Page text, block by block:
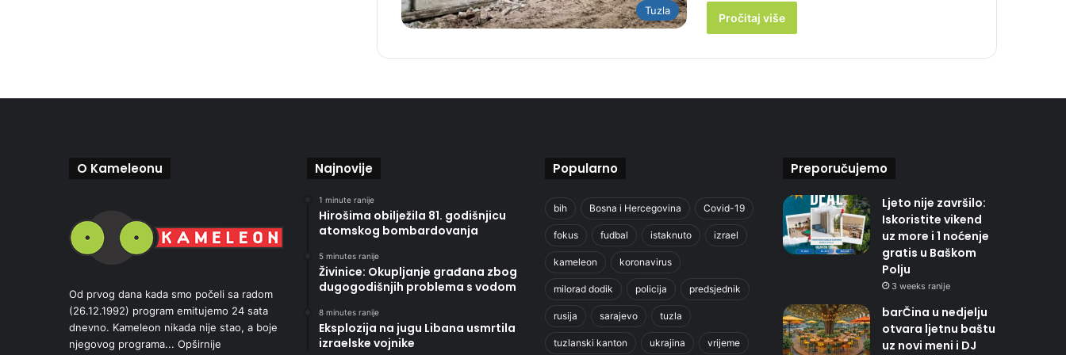
Tuzla
Pročitaj više
O Kameleonu
Od prvog dana kada smo počeli sa radom
(26.12.1992) program emitujemo 24 sata
dnevno. Kameleon nikada nije stao, a boje
njegovog programa... Opširnije
Najnovije
1 minute ranije
Hirošima obilježila 81. godišnjicu
atomskog bombardovanja
5 minutes ranije
Živinice: Okupljanje građana zbog
dugogodišnjih problema s vodom
8 minutes ranije
Eksplozija na jugu Libana usmrtila
izraelske vojnike
Popularno
bih Bosna i Hercegovina Covid-19
fokus fudbal istaknuto izrael
kameleon koronavirus
milorad dodik policija predsjednik
rusija sarajevo tuzla
tuzlanski kanton ukrajina vrijeme
Preporučujemo
Ljeto nije završilo:
Iskoristite vikend
uz more i 1 noćenje
gratis u Baškom
Polju
3 weeks ranije
barČina u nedjelju
otvara ljetnu baštu
uz novi meni i DJ